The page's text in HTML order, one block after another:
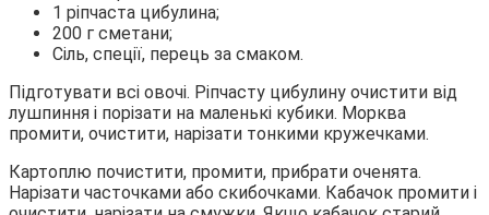
1 ріпчаста цибулина;
200 г сметани;
Сіль, спеції, перець за смаком.
Підготувати всі овочі. Ріпчасту цибулину очистити від
лушпиння і порізати на маленькі кубики. Морква
промити, очистити, нарізати тонкими кружечками.
Картоплю почистити, промити, прибрати оченята.
Нарізати часточками або скибочками. Кабачок промити і